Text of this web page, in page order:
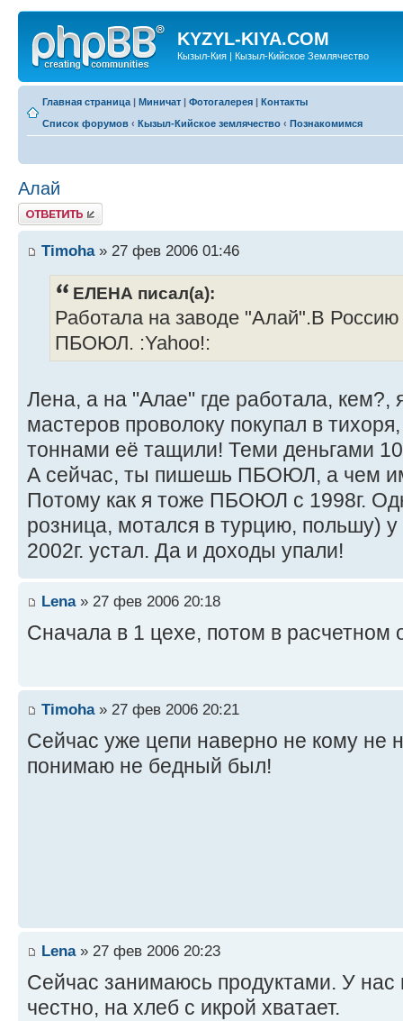
KYZYL-KIYA.COM
Кызыл-Кия | Кызыл-Кийское Землячество
Главная страница | Миничат | Фотогалерея | Контакты
Список форумов ‹ Кызыл-Кийское землячество ‹ Познакомимся
Алай
Ответить
Timoha» 27 фев 2006 01:46
ЕЛЕНА писал(а):
Работала на заводе "Алай".В Россию
ПБОЮЛ. :Yahoo!:
Лена, а на "Алае" где работала, кем?,
мастеров проволоку покупал в
тоннами её тащили! Теми деньгами
А сейчас, ты пишешь ПБОЮЛ, а чем
Потому как я тоже ПБОЮЛ с 1998г.
розница, мотался в турцию, польшу) у
2002г. устал. Да и доходы упали!
Lena» 27 фев 2006 20:18
Cначала в 1 цехе, потом в расчетном
Timoha» 27 фев 2006 20:21
Сейчас уже цепи наверно не кому не
понимаю не бедный был!
Lena» 27 фев 2006 20:23
Сейчас занимаюсь продуктами. У
честно, на хлеб с икрой хватает.